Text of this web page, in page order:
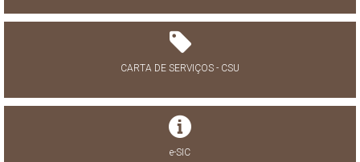
CARTA DE SERVIÇOS - CSU
e-SIC